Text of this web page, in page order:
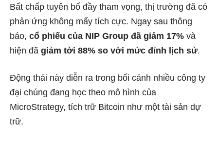
Bất chấp tuyên bố đầy tham vọng, thị trường đã có
phản ứng không mấy tích cực. Ngay sau thông
báo, cổ phiếu của NIP Group đã giảm 17% và
hiện đã giảm tới 88% so với mức đỉnh lịch sử.
Động thái này diễn ra trong bối cảnh nhiều công ty
đại chúng đang học theo mô hình của
MicroStrategy, tích trữ Bitcoin như một tài sản dự
trữ.